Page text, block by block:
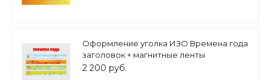
Оформление уголка ИЗО Времена года
заголовок + магнитные ленты
арт.МАГ1392
2 200 руб.